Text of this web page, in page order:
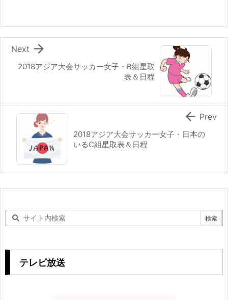
2018アジア大会サッカー女子・B組星取
表＆日程

Next
2018アジア大会サッカー女子・日本の
いるC組星取表＆日程
 Prev
テレビ放送